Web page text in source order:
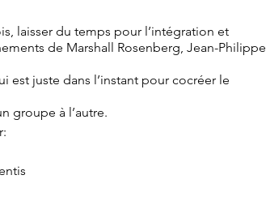
laisser du temps pour l’intégration et
de Marshall Rosenberg, Jean-Philippe
est juste dans l’instant pour cocréer le
groupe à l’autre.